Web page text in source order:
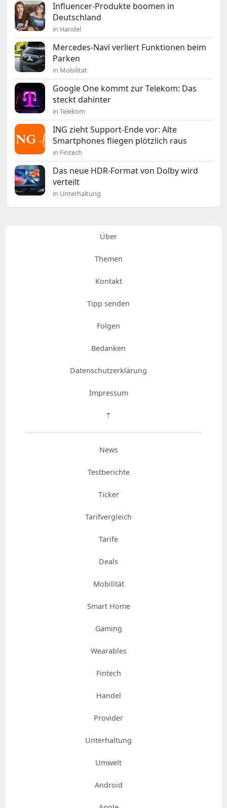
Influencer-Produkte boomen in
Deutschland
in Handel
Mercedes-Navi verliert Funktionen beim
Parken
in Mobilität
Google One kommt zur Telekom: Das
steckt dahinter
in Telekom
ING zieht Support-Ende vor: Alte
Smartphones fliegen plötzlich raus
in Fintech
Das neue HDR-Format von Dolby wird
verteilt
in Unterhaltung
Über
Themen
Kontakt
Tipp senden
Folgen
Bedanken
Datenschutzerklärung
Impressum
⇡
News
Testberichte
Ticker
Tarifvergleich
Tarife
Deals
Mobilität
Smart Home
Gaming
Wearables
Fintech
Handel
Provider
Unterhaltung
Umwelt
Android